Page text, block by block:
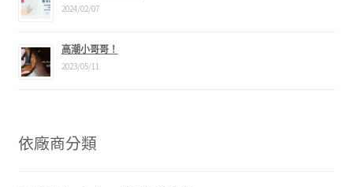
2024/02/07
高潮小哥哥！
2023/05/11
依廠商分類